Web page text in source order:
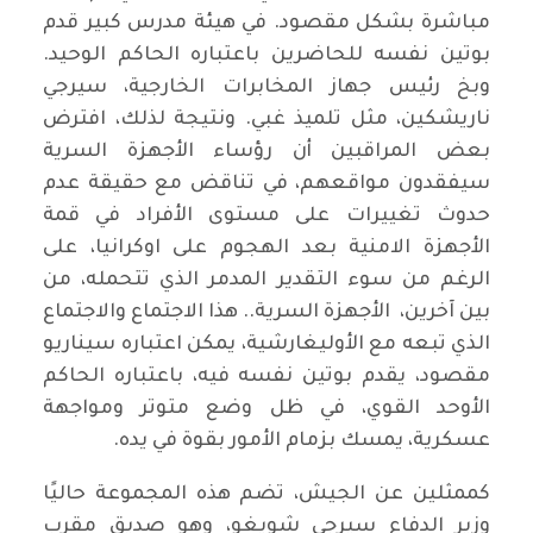
مباشرة بشكل مقصود. في هيئة مدرس كبير قدم
بوتين نفسه للحاضرين باعتباره الحاكم الوحيد.
وبخ رئيس جهاز المخابرات الخارجية، سيرجي
ناريشكين، مثل تلميذ غبي. ونتيجة لذلك، افترض
بعض المراقبين أن رؤساء الأجهزة السرية
سيفقدون مواقعهم، في تناقض مع حقيقة عدم
حدوث تغييرات على مستوى الأفراد في قمة
الأجهزة الامنية بعد الهجوم على اوكرانيا، على
الرغم من سوء التقدير المدمر الذي تتحمله، من
بين آخرين، الأجهزة السرية.. هذا الاجتماع والاجتماع
الذي تبعه مع الأوليغارشية، يمكن اعتباره سيناريو
مقصود، يقدم بوتين نفسه فيه، باعتباره الحاكم
الأوحد القوي، في ظل وضع متوتر ومواجهة
عسكرية، يمسك بزمام الأمور بقوة في يده.
كممثلين عن الجيش، تضم هذه المجموعة حاليًا
وزير الدفاع سيرجي شويغو، وهو صديق مقرب